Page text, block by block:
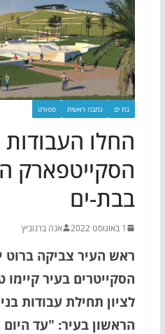
בת ים כתבה ראשית ספורט
החלו העבודות
הסקייטפארק
בבת-ים
1 באוגוסט 2022 אנה ברנוביץ
ראש העיר צביקה ברוט
הסקייטרים בעיר
לציון תחילת עבודות
הראשון בעיר: "עד היום